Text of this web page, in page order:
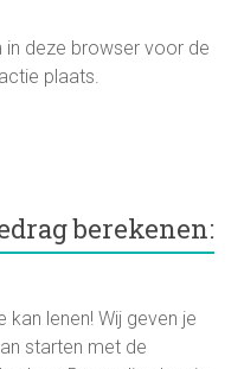
in deze browser voor de
plaats.
berekenen:
kan lenen! Wij geven je
starten met de